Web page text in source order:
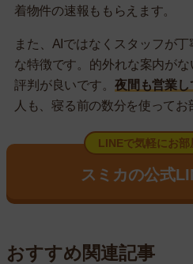
着物件の速報ももらえます。
また、AIではなくスタッフが
な特徴です。的外れな案内が
評判が良いです。 夜間も営業し
人も、寝る前の数分を使ってお
LINEで気軽にお部
スミカの公式
おすすめ関連記事